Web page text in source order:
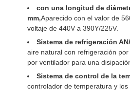
con una longitud de
mm,Aparecido con el valor de
voltaje de 440V a 390Y/225V.
Sistema de refrigeración
aire natural con refrigeración
por ventilador para una
Sistema de control de la
controlador de temperatura y